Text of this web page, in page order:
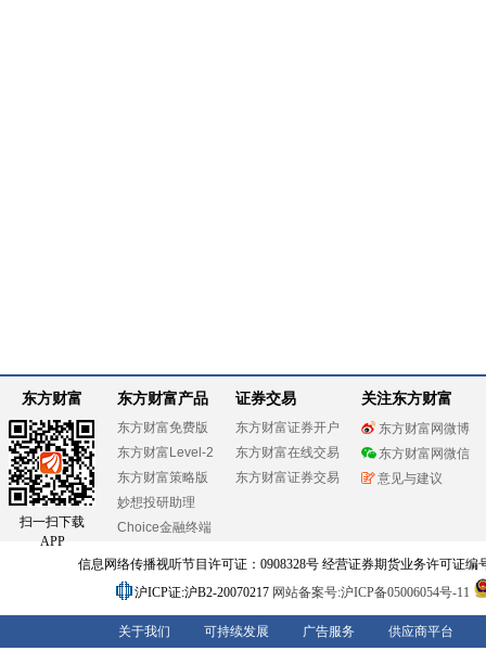
东方财富
扫一扫下载
APP
东方财富产品
东方财富免费版
东方财富Level-2
东方财富策略版
妙想投研助理
Choice金融终端
证券交易
东方财富证券开户
东方财富在线交易
东方财富证券交易
关注东方财富
东方财富网微博
东方财富网微信
意见与建议
信息网络传播视听节目许可证：0908328号 经营证券期货业务许可证编
沪ICP证:沪B2-20070217 网站备案号:沪ICP备05006054号-11
关于我们 可持续发展 广告服务 供应商平台